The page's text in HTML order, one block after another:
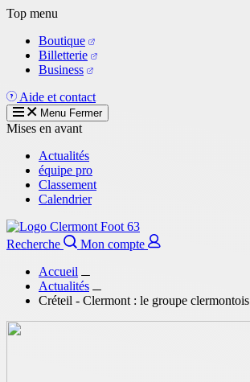
Aller
contenu
principal
Top menu
Boutique
Billetterie
Business
Aide et contact
Menu Fermer
Mises en avant
Actualités
équipe pro
Classement
Calendrier
Recherche
Mon compte
Accueil
Actualités
Créteil - Clermont : le groupe clermontois